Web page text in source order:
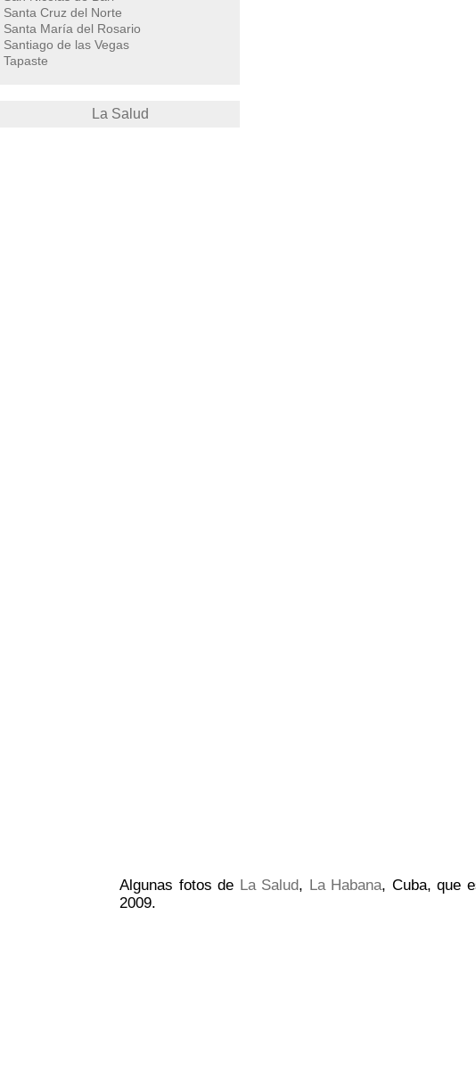
Santa Cruz del Norte
Santa María del Rosario
Santiago de las Vegas
Tapaste
La Salud
Algunas fotos de La Salud, La Habana, Cuba, que
2009.